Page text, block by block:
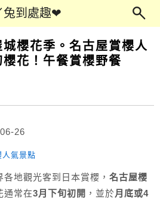
兔到處趣❤
城櫻花季。名古屋賞櫻人
花！午餐賞櫻野餐
26
各地觀光客到日本賞櫻，名古屋櫻
通常在3月下旬初開 ，並於月底或4